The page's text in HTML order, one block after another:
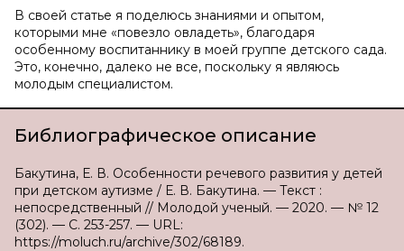
В своей статье я поделюсь знаниями и опытом,
которыми мне «повезло овладеть», благодаря
особенному воспитаннику в моей группе детского сада.
Это, конечно, далеко не все, поскольку я являюсь
молодым специалистом.
Библиографическое описание
Бакутина, Е. В. Особенности речевого развития у детей
при детском аутизме / Е. В. Бакутина. — Текст :
непосредственный // Молодой ученый. — 2020. — № 12
(302). — С. 253-257. — URL:
https://moluch.ru/archive/302/68189.